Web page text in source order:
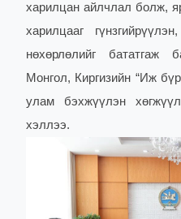
харилцан айлчлал болж,
харилцааг
нөхөрлөлийг бататгаж
Монгол, Киргизийн “Иж
улам бэхжүүлэн
хэллээ.